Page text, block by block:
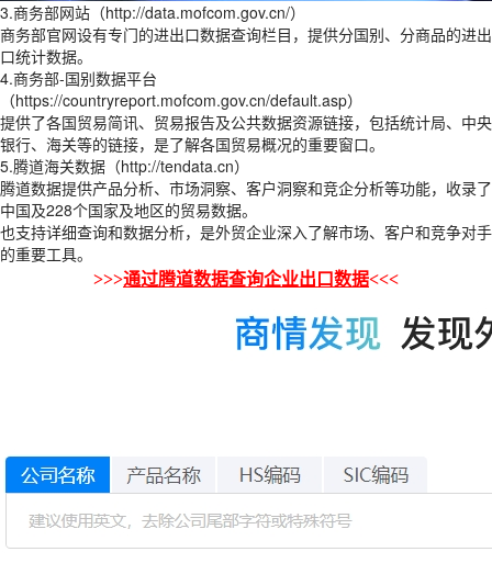
3.商务部网站（http://data.mofcom.gov.cn/）
商务部官网设有专门的进出口数据查询栏目，提供分国别、分商品的进出
口统计数据。
4.商务部-国别数据平台
（https://countryreport.mofcom.gov.cn/default.asp）
提供了各国贸易简讯、贸易报告及公共数据资源链接，包括统计局、中央
银行、海关等的链接，是了解各国贸易概况的重要窗口。
5.腾道海关数据（http://tendata.cn）
腾道数据提供产品分析、市场洞察、客户洞察和竞企分析等功能，收录了
中国及228个国家及地区的贸易数据。
也支持详细查询和数据分析，是外贸企业深入了解市场、客户和竞争对手
的重要工具。
>>>通过腾道数据查询企业出口数据<<<